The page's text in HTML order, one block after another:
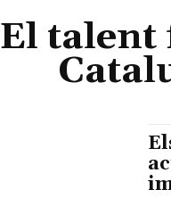
El talent